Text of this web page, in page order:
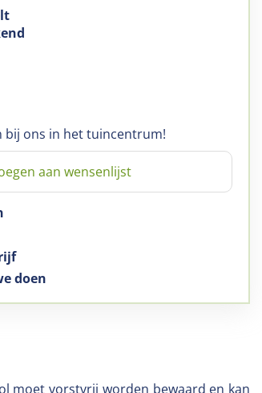
bij ons in het tuincentrum!
doen
moet vorstvrij worden bewaard en kan